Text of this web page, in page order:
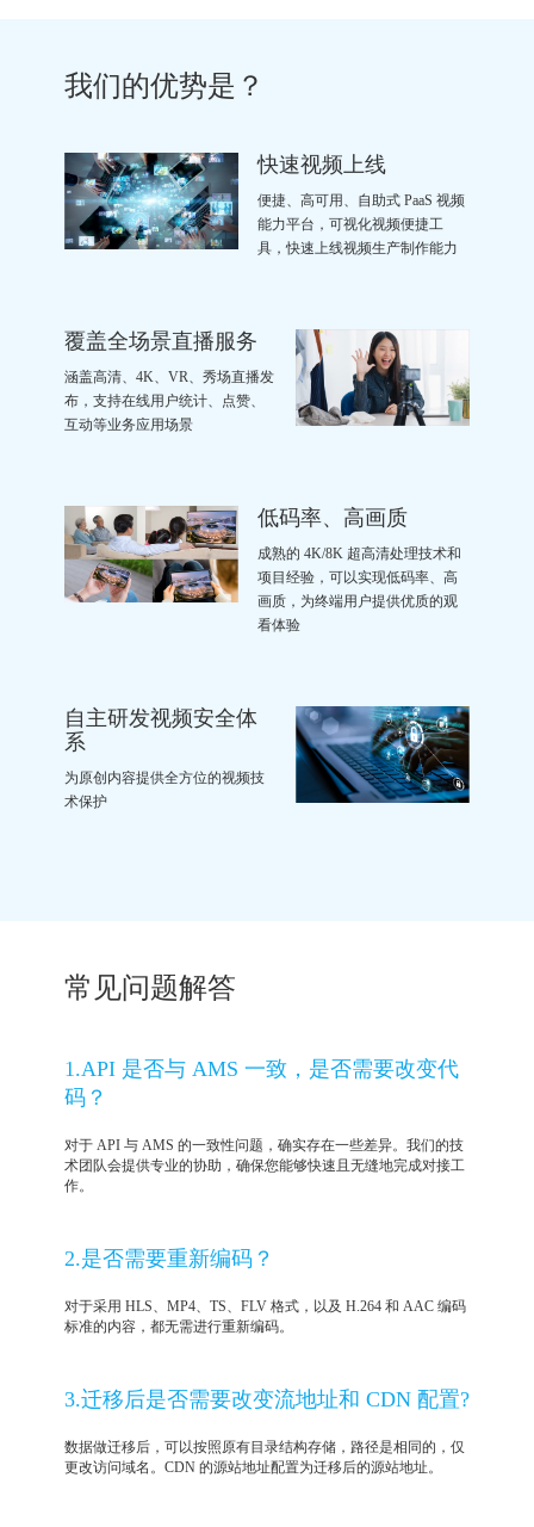
我们的优势是？
快速视频上线
便捷、高可用、自助式 PaaS 视频
能力平台，可视化视频便捷工
具，快速上线视频生产制作能力
覆盖全场景直播服务
涵盖高清、4K、VR、秀场直播发
布，支持在线用户统计、点赞、
互动等业务应用场景
低码率、高画质
成熟的 4K/8K 超高清处理技术和
项目经验，可以实现低码率、高
画质，为终端用户提供优质的观
看体验
自主研发视频安全体
系
为原创内容提供全方位的视频技
术保护
常见问题解答
1.API 是否与 AMS 一致，是否需要改变代
码？
对于 API 与 AMS 的一致性问题，确实存在一些差异。我们的技
术团队会提供专业的协助，确保您能够快速且无缝地完成对接工
作。
2.是否需要重新编码？
对于采用 HLS、MP4、TS、FLV 格式，以及 H.264 和 AAC 编码
标准的内容，都无需进行重新编码。
3.迁移后是否需要改变流地址和 CDN 配置?
数据做迁移后，可以按照原有目录结构存储，路径是相同的，仅
更改访问域名。CDN 的源站地址配置为迁移后的源站地址。